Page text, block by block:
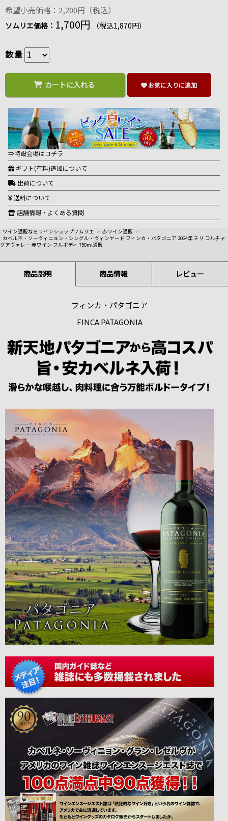
希望小売価格：2,200円（税込）
ソムリエ価格： 1,700円 （税込1,870円）
数量
カートに入れる お気に入りに追加
⇒特設会場はコチラ
ギフト(有料)追加について
出荷について
送料について
店舗情報・よくある質問
ワイン通販ならワインショップソムリエ > 赤ワイン通販 >
カベルネ・ソーヴィニョン・シングル・ヴィンヤード フィンカ・パタゴニア 2024年 チリ コルチャ
グアヴァレー 赤ワイン フルボディ 750ml通販
商品説明 商品情報 レビュー
フィンカ・パタゴニア
FINCA PATAGONIA